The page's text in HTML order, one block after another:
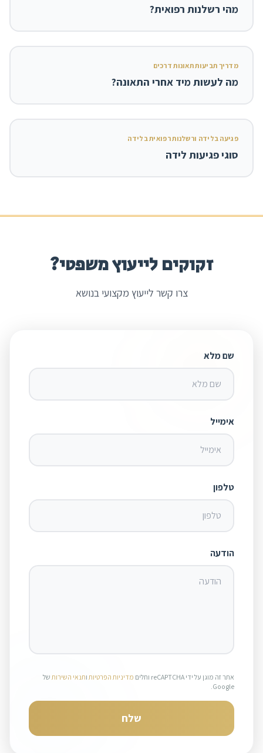
מהי רשלנות רפואית?
מדריך תביעות תאונות דרכים
מה לעשות מיד אחרי התאונה?
פגיעה בלידה ורשלנות רפואית בלידה
סוגי פגיעות לידה
זקוקים לייעוץ משפטי?
צרו קשר לייעוץ מקצועי בנושא
שם מלא
אימייל
טלפון
הודעה
אתר זה מוגן על ידי reCAPTCHA וחלים מדיניות הפרטיות ותנאי השירות של
Google.
שלח